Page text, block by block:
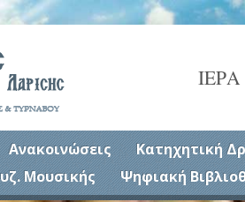
Ανακοινώσεις Κατηχητική
Μουσικής Ψηφιακή